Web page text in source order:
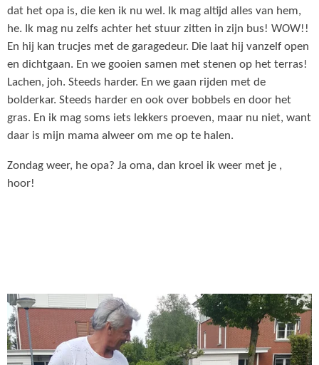
dat het opa is, die ken ik nu wel. Ik mag altijd alles van hem,
he. Ik mag nu zelfs achter het stuur zitten in zijn bus! WOW!!
En hij kan trucjes met de garagedeur. Die laat hij vanzelf open
en dichtgaan. En we gooien samen met stenen op het terras!
Lachen, joh. Steeds harder. En we gaan rijden met de
bolderkar. Steeds harder en ook over bobbels en door het
gras. En ik mag soms iets lekkers proeven, maar nu niet, want
daar is mijn mama alweer om me op te halen.
Zondag weer, he opa? Ja oma, dan kroel ik weer met je ,
hoor!